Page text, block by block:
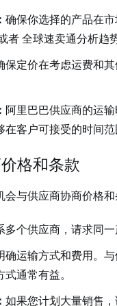
确保你选择的产品在
者 全球速卖通分析趋势
保定价在考虑运费和
阿里巴巴供应商的运
客户可接受的时间范
格和条款
会与供应商协商价格
多个供应商，请求同
确运输方式和费用。
通常有益。
如果您计划大量销售